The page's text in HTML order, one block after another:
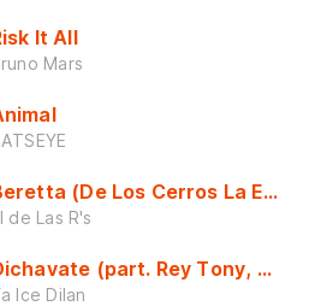
It All
Mars
(De Los Cerros La
de Las R's
(part. Rey Tony, Dj
Ice Dilan